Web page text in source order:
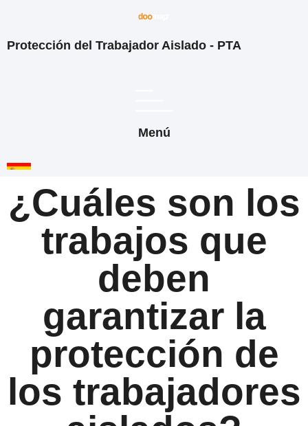
Protección del Trabajador Aislado - PTA
Menú
¿Cuáles son los
trabajos que
deben
garantizar la
protección de
los trabajadores